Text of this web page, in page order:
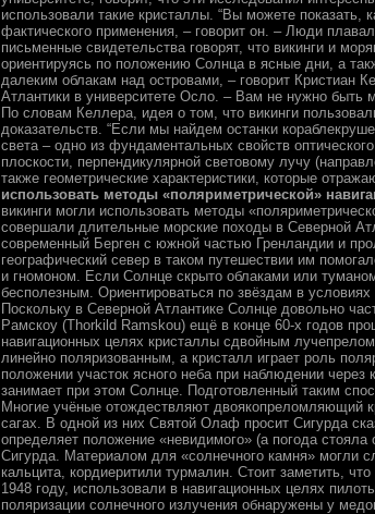
использовали такие кристаллы. “Вы можете показать,
фактического применения, – говорит он. – Люди
письменные свидетельства говорят, что викинги и
ориентируясь по положению Солнца в ясные дни, а
далеким облакам над островами, – говорит Кристиан
Атлантики в университете Осло. – Вам не нужно быть
По словам Келлера, идея о том, что викинги
доказательств. “Если мы найдем останки
света – одно из фундаментальных свойств
плоскости, перпендикулярной световому лучу
также геометрические характеристики, которые
использовать методы «поляриметрической»
викинги могли использовать методы
совершали длительные морские походы в Северной
современный Берген с южной частью Гренландии и
географический север в таком путешествии им
и гномоном. Если Солнце скрыто облаками или
бесполезным. Ориентироваться по звёздам в
Поскольку в Северной Атлантике Солнце довольно
Рамскоу (Thorkild Ramskou) ещё в конце 60-х годов
навигационных целях кристаллы сдвойным
линейно поляризованным, а кристалл играет роль
положении участок ясного неба при наблюдении
занимает при этом Солнце. Подготовленный таким
Многие учёные отождествляют двоякопреломляющий
сагах. В одной из них Святой Олаф просит Сигурда
определяет положение «невидимого» (а погода
Сигурда. Материалом для «солнечного камня» могли
кальцита, кордиеритили турмалин. Стоит заметить,
1948 году, использовали в навигационных целях
поляризации солнечного излучения обнаружены у